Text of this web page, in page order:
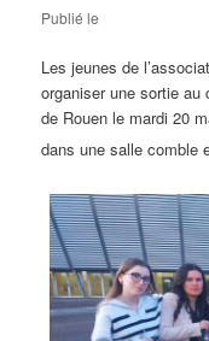
Publié le
Les jeunes de
organiser une sortie
de Rouen le mardi 20
dans une salle comble